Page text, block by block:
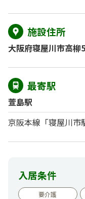
施設住所
大阪府寝屋川市高柳
最寄駅
萱島駅
京阪本線「寝屋川市
入居条件
要介護